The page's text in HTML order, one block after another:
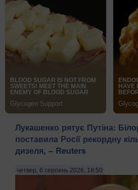
Лукашенко рятує Путіна:
поставила Росії рекордну
дизеля, – Reuters
четвер, 6 серпень 2026, 18:50